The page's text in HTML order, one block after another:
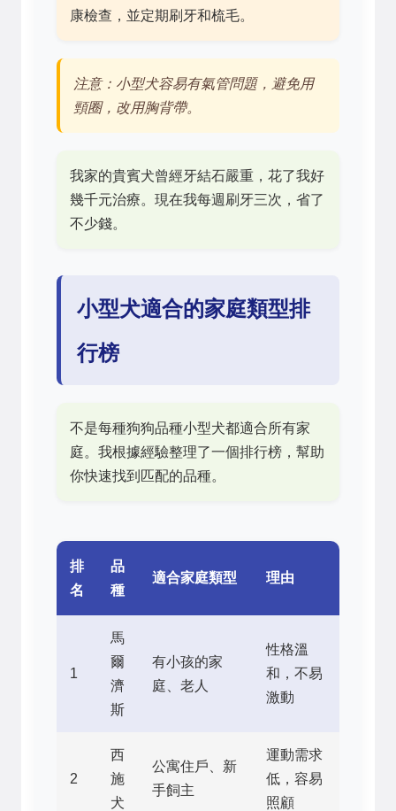
康檢查，並定期刷牙和梳毛。
注意：小型犬容易有氣管問題，避免用
頸圈，改用胸背帶。
我家的貴賓犬曾經牙結石嚴重，花了我好
幾千元治療。現在我每週刷牙三次，省了
不少錢。
小型犬適合的家庭類型排
行榜
不是每種狗狗品種小型犬都適合所有家
庭。我根據經驗整理了一個排行榜，幫助
你快速找到匹配的品種。
排
名
品
種
適合家庭類型 理由
1
馬
爾
濟
斯
有小孩的家
庭、老人
性格溫
和，不易
激動
2
西
施
犬
公寓住戶、新
手飼主
運動需求
低，容易
照顧